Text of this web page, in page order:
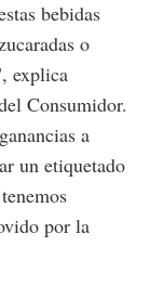
bebidas
o
explica
Consumidor.
a
un etiquetado
por la